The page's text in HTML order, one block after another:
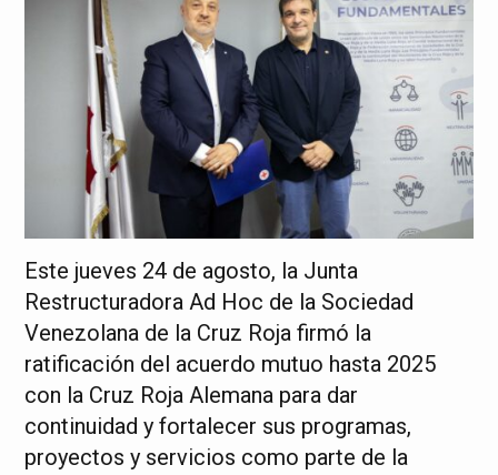
Este jueves 24 de agosto, la Junta
Restructuradora Ad Hoc de la Sociedad
Venezolana de la Cruz Roja firmó la
ratificación del acuerdo mutuo hasta 2025
con la Cruz Roja Alemana para dar
continuidad y fortalecer sus programas,
proyectos y servicios como parte de la